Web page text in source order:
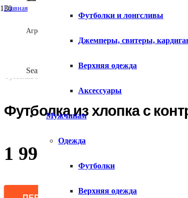
Агрегатор товаров
Search for:
Футболки и лонгсливы
Джемперы, свитеры,
Верхняя одежда
Аксессуары
Мужчинам
Одежда
Футболки
Верхняя одежда
Главная
Футболка из хлопка с
1 999